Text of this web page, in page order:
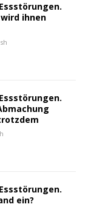
ihnen
ein?